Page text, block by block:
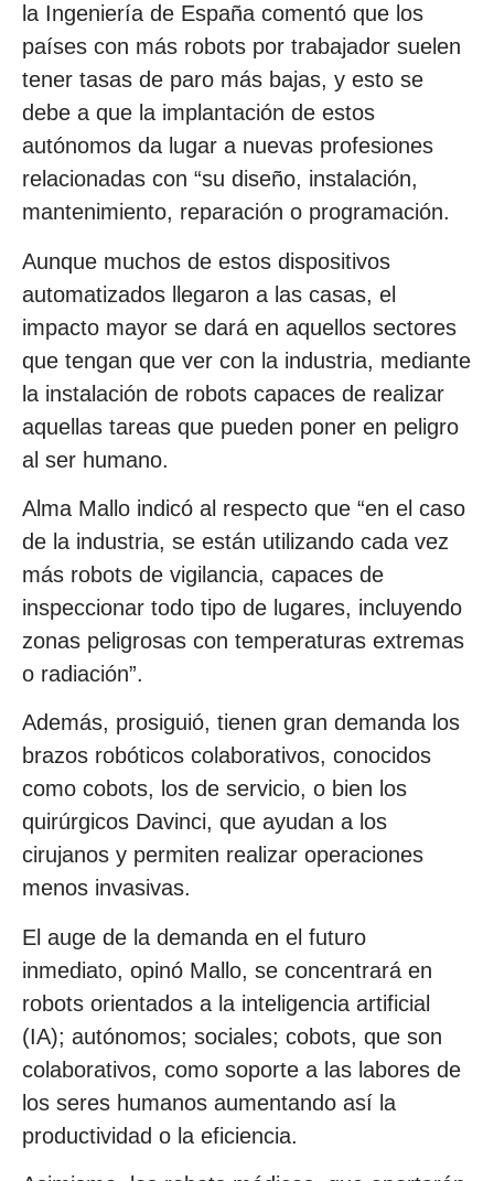
la Ingeniería de España comentó que los
países con más robots por trabajador suelen
tener tasas de paro más bajas, y esto se
debe a que la implantación de estos
autónomos da lugar a nuevas profesiones
relacionadas con “su diseño, instalación,
mantenimiento, reparación o programación.
Aunque muchos de estos dispositivos
automatizados llegaron a las casas, el
impacto mayor se dará en aquellos sectores
que tengan que ver con la industria, mediante
la instalación de robots capaces de realizar
aquellas tareas que pueden poner en peligro
al ser humano.
Alma Mallo indicó al respecto que “en el caso
de la industria, se están utilizando cada vez
más robots de vigilancia, capaces de
inspeccionar todo tipo de lugares, incluyendo
zonas peligrosas con temperaturas extremas
o radiación”.
Además, prosiguió, tienen gran demanda los
brazos robóticos colaborativos, conocidos
como cobots, los de servicio, o bien los
quirúrgicos Davinci, que ayudan a los
cirujanos y permiten realizar operaciones
menos invasivas.
El auge de la demanda en el futuro
inmediato, opinó Mallo, se concentrará en
robots orientados a la inteligencia artificial
(IA); autónomos; sociales; cobots, que son
colaborativos, como soporte a las labores de
los seres humanos aumentando así la
productividad o la eficiencia.